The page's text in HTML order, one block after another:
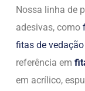
Nossa linha de
adesivas, como
fitas de vedação
referência em
em acrílico,